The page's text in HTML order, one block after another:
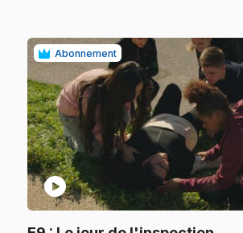
Abonnement
play_circle